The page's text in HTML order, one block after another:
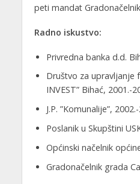
peti mandat
Radno iskustvo:
Privredna banka d.d.
Društvo za upravljanje
INVEST” Bihać, 2001.-
J.P. ”Komunalije”,
Poslanik u Skupštini
Općinski načelnik
Gradonačelnik grada